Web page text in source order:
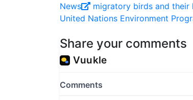
United Nations Environment